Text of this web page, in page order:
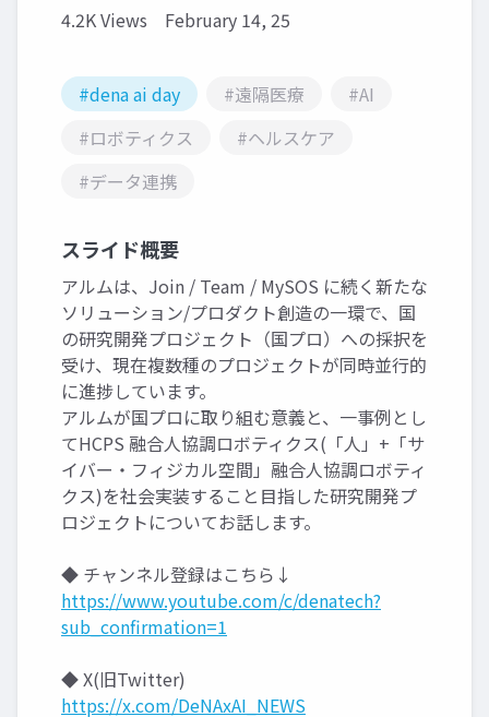
4.2K Views February 14, 25
#dena ai day #遠隔医療
#AI
#ロボティクス
#ヘルスケア
#データ連携
スライド概要
アルムは、Join / Team / MySOS に続く新たな
ソリューション/プロダクト創造の一環で、国
の研究開発プロジェクト（国プロ）への採択を
受け、現在複数種のプロジェクトが同時並行的
に進捗しています。
アルムが国プロに取り組む意義と、一事例とし
てHCPS 融合人協調ロボティクス(「人」+「サ
イバー・フィジカル空間」融合人協調ロボティ
クス)を社会実装すること目指した研究開発プ
ロジェクトについてお話します。
◆ チャンネル登録はこちら↓
https://www.youtube.com/c/denatech?
sub_confirmation=1
◆ X(旧Twitter)
https://x.com/DeNAxAI_NEWS